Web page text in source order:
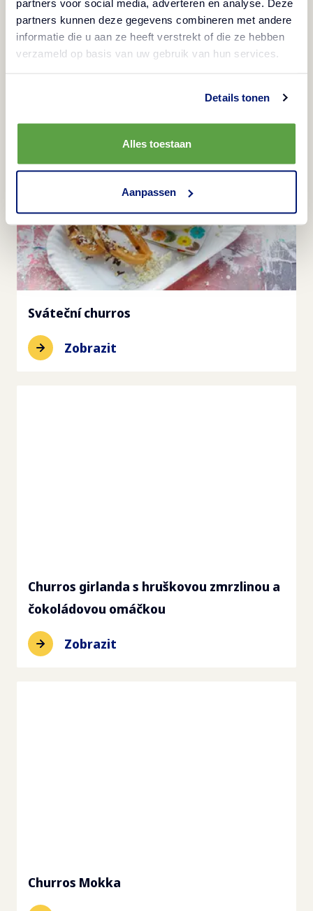
partners voor social media, adverteren en analyse. Deze
partners kunnen deze gegevens combineren met andere
informatie die u aan ze heeft verstrekt of die ze hebben
verzameld op basis van uw gebruik van hun services.
Details tonen
Alles toestaan
Aanpassen
Vyzkoušejte také další
Sváteční churros
Zobrazit
Churros girlanda s hruškovou zmrzlinou a
čokoládovou omáčkou
Zobrazit
Churros Mokka